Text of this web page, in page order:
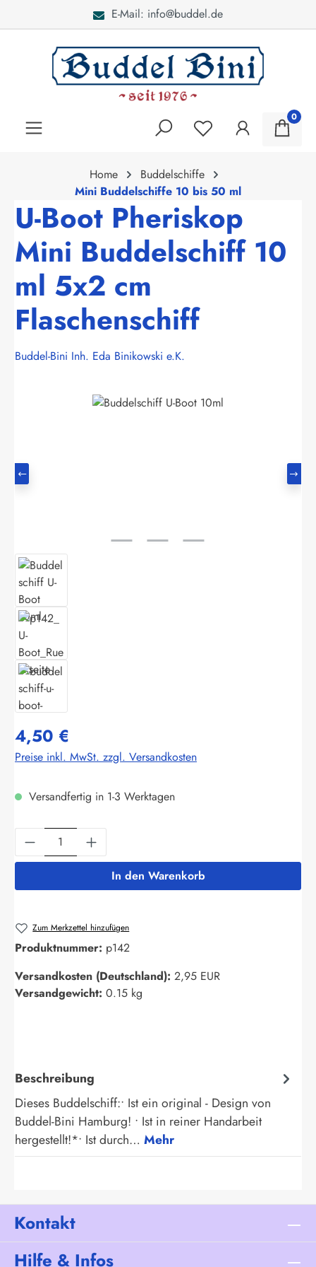
E-Mail: info@buddel.de
0
Home
Buddelschiffe
Mini Buddelschiffe 10 bis 50 ml
U-Boot Pheriskop
Mini Buddelschiff 10
ml 5x2 cm
Flaschenschiff
Buddel-Bini Inh. Eda Binikowski e.K.
Bildergalerie überspringen
4,50 €
Preise inkl. MwSt. zzgl. Versandkosten
Versandfertig in 1-3 Werktagen
Produkt Anzahl: Gib den gewünschten
In den Warenkorb
Zum Merkzettel hinzufügen
Produktnummer: p142
Versandkosten (Deutschland): 2,95 EUR
Versandgewicht: 0.15 kg
Beschreibung
Dieses Buddelschiff:• Ist ein original - Design von
Buddel-Bini Hamburg! • Ist in reiner Handarbeit
hergestellt!*• Ist durch… Mehr
Kontakt
Hilfe & Infos